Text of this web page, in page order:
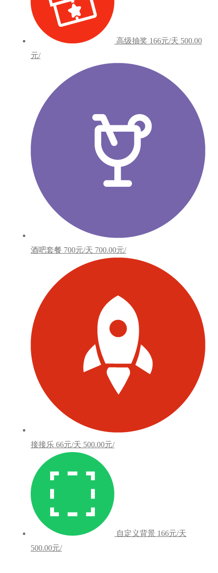
高级抽奖 166元/天 500.00
元/
酒吧套餐 700元/天 700.00元/
接接乐 66元/天 500.00元/
自定义背景 166元/天
500.00元/